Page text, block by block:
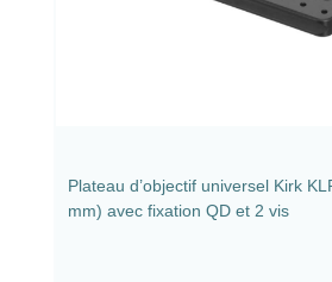
Plateau d’objectif universel Kirk
mm) avec fixation QD et 2 vis